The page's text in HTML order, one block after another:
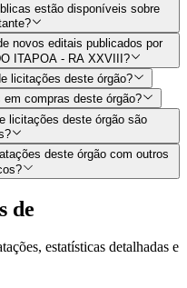
estão disponíveis sobre
novos editais publicados por
ITAPOA - RA XXVIII?
licitações deste órgão?
compras deste órgão?
licitações deste órgão são
deste órgão com outros
de
estatísticas detalhadas e